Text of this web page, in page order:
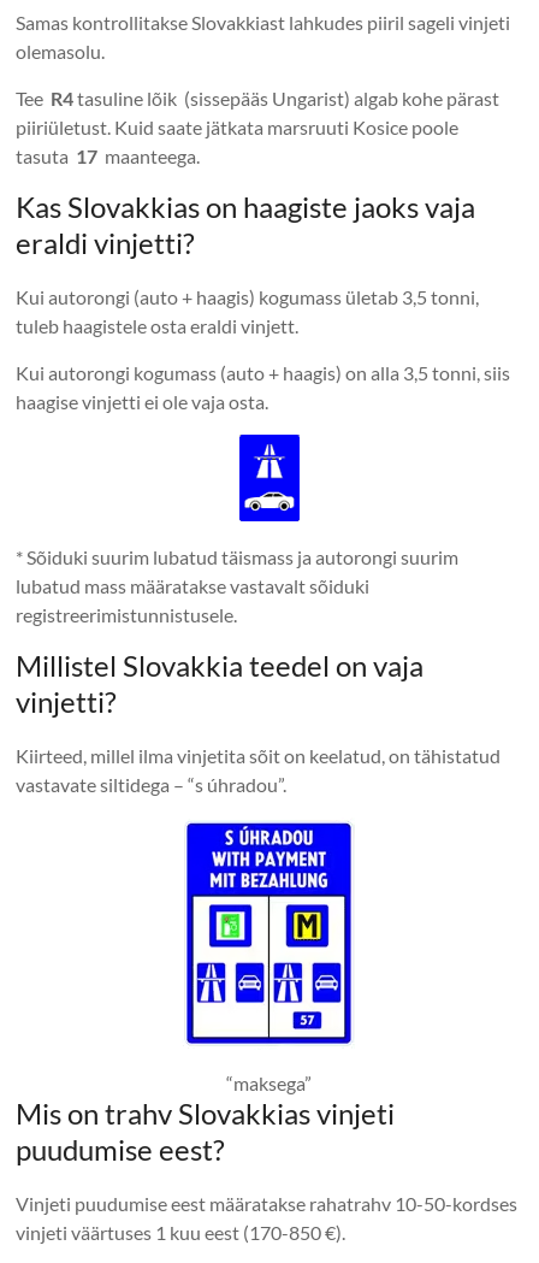
Samas kontrollitakse Slovakkiast lahkudes piiril sageli vinjeti
olemasolu.
Tee R4tasuline lõik (sissepääs Ungarist) algab kohe pärast
piiriületust. Kuid saate jätkata marsruuti Kosice poole
tasuta 17 maanteega.
Kas Slovakkias on haagiste jaoks vaja
eraldi vinjetti?
Kui autorongi (auto + haagis) kogumass ületab 3,5 tonni,
tuleb haagistele osta eraldi vinjett.
Kui autorongi kogumass (auto + haagis) on alla 3,5 tonni, siis
haagise vinjetti ei ole vaja osta.
* Sõiduki suurim lubatud täismass ja autorongi suurim
lubatud mass määratakse vastavalt sõiduki
registreerimistunnistusele.
Millistel Slovakkia teedel on vaja
vinjetti?
Kiirteed, millel ilma vinjetita sõit on keelatud, on tähistatud
vastavate siltidega – “s úhradou”.
“maksega”
Mis on trahv Slovakkias vinjeti
puudumise eest?
Vinjeti puudumise eest määratakse rahatrahv 10-50-kordses
vinjeti väärtuses 1 kuu eest (170-850 €).